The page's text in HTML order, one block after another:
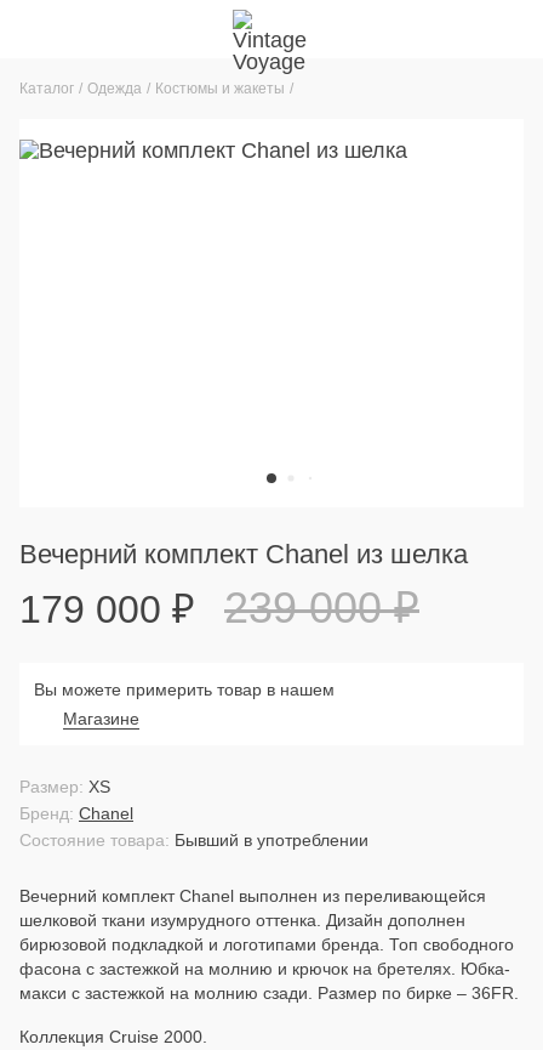
Каталог Одежда Костюмы и жакеты
Вечерний комплект Chanel из шелка
179 000 ₽ 239 000₽
Вы можете примерить товар в нашем
Магазине
Состояние товара: Бывший в употреблении
Бренд: Chanel
Размер: XS
Вечерний комплект Chanel выполнен из переливающейся
шелковой ткани изумрудного оттенка. Дизайн дополнен
бирюзовой подкладкой и логотипами бренда. Топ свободного
фасона с застежкой на молнию и крючок на бретелях. Юбка-
макси с застежкой на молнию сзади. Размер по бирке – 36FR.
Коллекция Cruise 2000.